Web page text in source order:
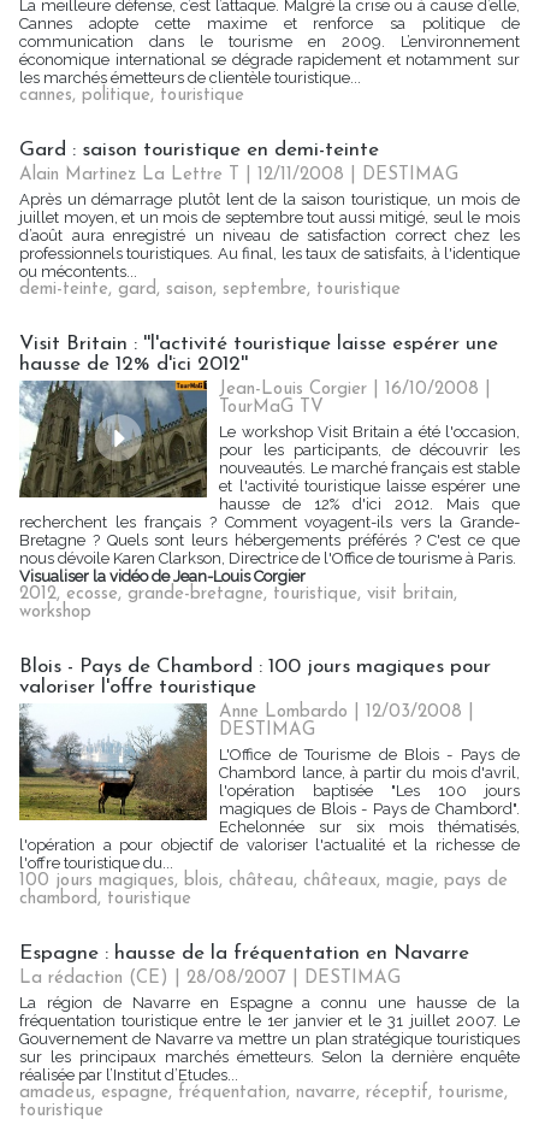
La meilleure défense, c’est l’attaque. Malgré la crise ou à cause d’elle,
Cannes adopte cette maxime et renforce sa politique de
communication dans le tourisme en 2009. L’environnement
économique international se dégrade rapidement et notamment sur
les marchés émetteurs de clientèle touristique...
cannes, politique, touristique
Gard : saison touristique en demi-teinte
Alain Martinez La Lettre T | 12/11/2008
DESTIMAG
Après un démarrage plutôt lent de la saison touristique, un mois de
juillet moyen, et un mois de septembre tout aussi mitigé, seul le mois
d’août aura enregistré un niveau de satisfaction correct chez les
professionnels touristiques. Au final, les taux de satisfaits, à l'identique
ou mécontents...
demi-teinte, gard, saison, septembre, touristique
Visit Britain : ''l'activité touristique laisse espérer une
hausse de 12% d'ici 2012''
Jean-Louis Corgier | 16/10/2008
TourMaG TV
Le workshop Visit Britain a été l'occasion,
pour les participants, de découvrir les
nouveautés. Le marché français est stable
et l'activité touristique laisse espérer une
hausse de 12% d'ici 2012. Mais que
recherchent les français ? Comment voyagent-ils vers la Grande-
Bretagne ? Quels sont leurs hébergements préférés ? C'est ce que
nous dévoile Karen Clarkson, Directrice de l'Office de tourisme à Paris.
Visualiser la vidéo de Jean-Louis Corgier
2012, ecosse, grande-bretagne, touristique, visit britain,
workshop
Blois - Pays de Chambord : 100 jours magiques pour
valoriser l'offre touristique
Anne Lombardo | 12/03/2008
DESTIMAG
L'Office de Tourisme de Blois - Pays de
Chambord lance, à partir du mois d'avril,
l'opération baptisée "Les 100 jours
magiques de Blois - Pays de Chambord".
Echelonnée sur six mois thématisés,
l'opération a pour objectif de valoriser l'actualité et la richesse de
l'offre touristique du...
100 jours magiques, blois, château, châteaux, magie, pays de
chambord, touristique
Espagne : hausse de la fréquentation en Navarre
La rédaction (CE) | 28/08/2007
DESTIMAG
La région de Navarre en Espagne a connu une hausse de la
fréquentation touristique entre le 1er janvier et le 31 juillet 2007. Le
Gouvernement de Navarre va mettre un plan stratégique touristiques
sur les principaux marchés émetteurs. Selon la dernière enquête
réalisée par l’Institut d’Etudes...
amadeus, espagne, fréquentation, navarre, réceptif, tourisme,
touristique